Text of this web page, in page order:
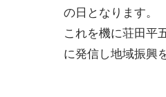
の日となります。
これを機に荘田平
に発信し地域振興